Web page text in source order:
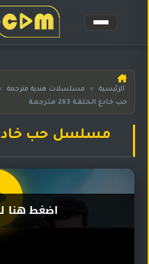
الرئيسية
مسلسلات
المترجمة
الرئيسية » مسلسلات هندية مترجمة
حب خادع الحلقة 263 مترجمة
مسلسل حب خادع الحلقة
اضغط هنا